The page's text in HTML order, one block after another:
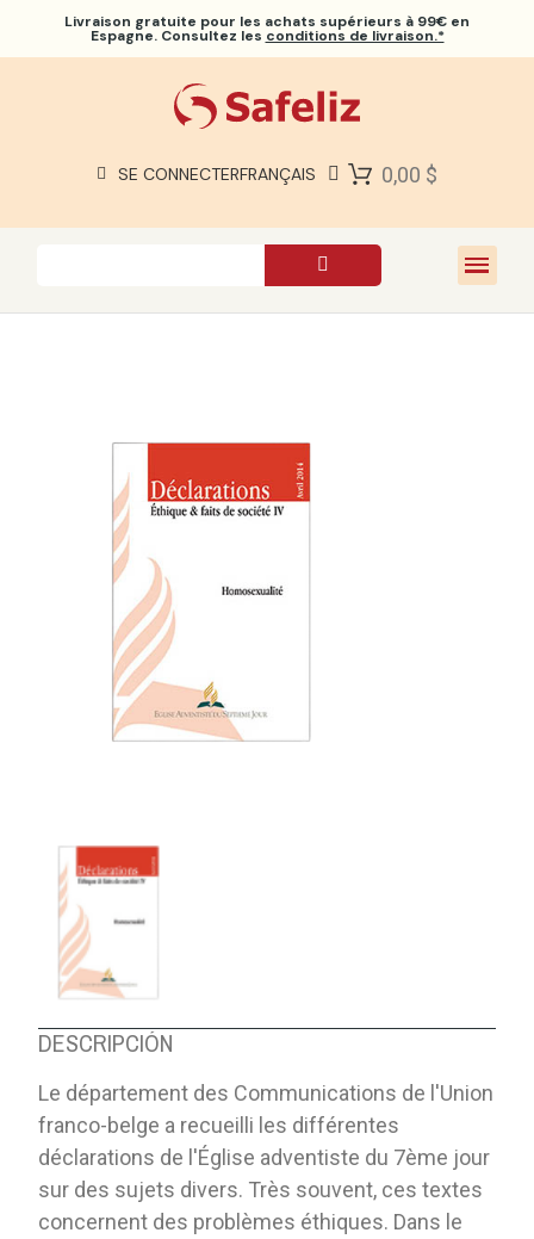
Livraison gratuite pour les achats supérieurs à 99€ en
Espagne. Consultez les conditions de livraison.*
SE CONNECTERFRANÇAIS 0,00 $
À PROPOS DE NOUS
DESCRIPCIÓN
Le département des Communications de l'Union
franco-belge a recueilli les différentes
déclarations de l'Église adventiste du 7ème jour
sur des sujets divers. Très souvent, ces textes
concernent des problèmes éthiques. Dans le